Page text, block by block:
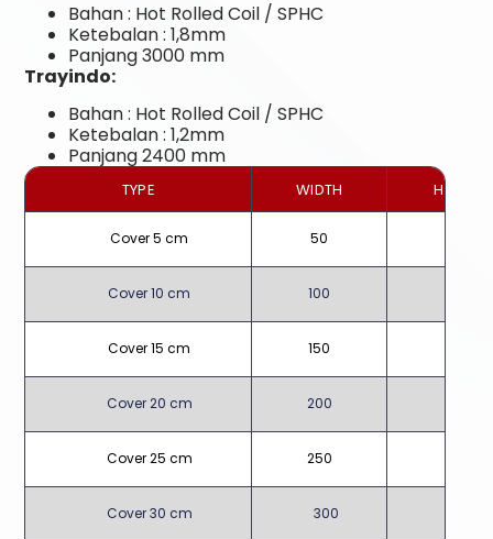
Bahan : Hot Rolled Coil / SPHC
Ketebalan : 1,8mm
Panjang 3000 mm
Trayindo:
Bahan : Hot Rolled Coil / SPHC
Ketebalan : 1,2mm
Panjang 2400 mm
TYPE WIDTH HEIGHT
Cover 5 cm 50
Cover 10 cm 100
Cover 15 cm 150
Cover 20 cm 200
Cover 25 cm 250
Cover 30 cm 300